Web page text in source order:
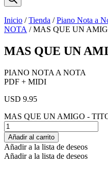
Inicio /Tienda /Piano Nota a
NOTA / MAS QUE UN
MAS QUE UN
PIANO NOTA A NOTA
PDF + MIDI
USD 9.95
MAS QUE UN AMIGO -
Añadir al carrito
Añadir a la lista de deseos
Añadir a la lista de deseos